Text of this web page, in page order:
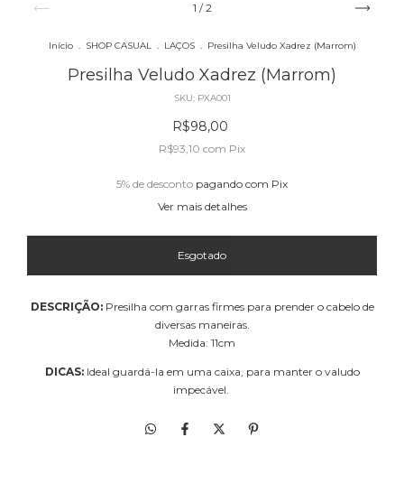
1 /2
Início . SHOP CASUAL . LAÇOS . Presilha Veludo Xadrez (Marrom)
Presilha Veludo Xadrez (Marrom)
SKU: PXA001
R$98,00
R$93,10 com Pix
5% de desconto pagando com Pix
Ver mais detalhes
DESCRIÇÃO:Presilha com garras firmes para prender o cabelo de
diversas maneiras.
Medida: 11cm
DICAS: Ideal guardá-la em uma caixa, para manter o valudo
impecável.